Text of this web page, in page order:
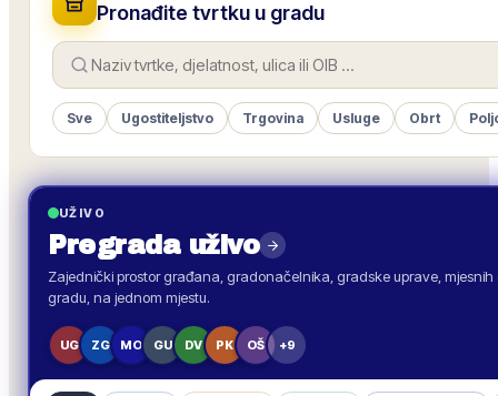
Pronađite tvrtku u gradu
Sve Ugostiteljstvo Trgovina Usluge Obrt
UŽIVO
Pregradauživo
Zajednički prostor građana, gradonačelnika, gradske uprave,
gradu, na jednom mjestu.
UG ZG MO GU DV PK OŠ +9